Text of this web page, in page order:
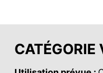
CATÉGORIE